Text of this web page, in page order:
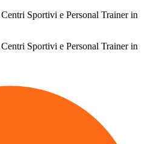
Sportivi e Personal Trainer in
Sportivi e Personal Trainer in